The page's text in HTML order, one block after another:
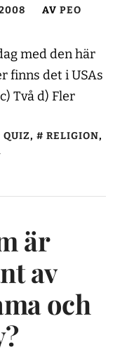
AV PEO
med den här
finns det i USAs
Två d) Fler
QUIZ, RELIGION,
är
av
och